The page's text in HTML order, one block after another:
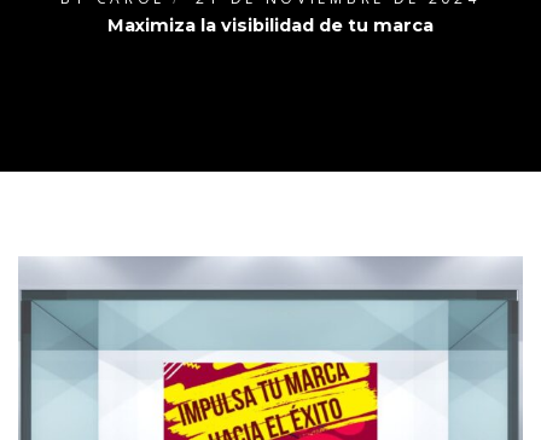
Maximiza la visibilidad de tu marca